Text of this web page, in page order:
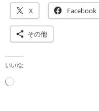
X Facebook
その他
いいね:
読